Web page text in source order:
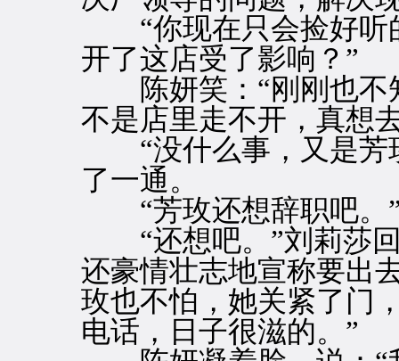
“你现在只会捡好听
开了这店受了影响？”
陈妍笑：“刚刚也不
不是店里走不开，真想
“没什么事，又是芳
了一通。
“芳玫还想辞职吧。
“还想吧。”刘莉莎回
还豪情壮志地宣称要出
玫也不怕，她关紧了门
电话，日子很滋的。”